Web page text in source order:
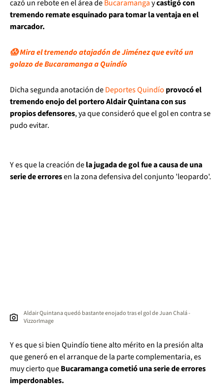
cazó un rebote en el área deBucaramangaycastigó con
tremendo remate esquinado para tomar la ventaja en el
marcador.
😱 Mira el tremendo atajadón de Jiménez que evitó un
golazo de Bucaramanga a Quindío
Dicha segunda anotación deDeportes Quindío provocó el
tremendo enojo del portero Aldair Quintana con sus
propios defensores, ya que consideró que el gol en contra se
pudo evitar.
Y es que la creación dela jugada de gol fue a causa de una
serie de erroresen la zona defensiva del conjunto 'leopardo'.
Aldair Quintana quedó bastante enojado tras el gol de Juan Chalá -
VizzorImage
Y es que si bien Quindío tiene alto mérito en la presión alta
que generó en el arranque de la parte complementaria, es
muy cierto queBucaramanga cometió una serie de errores
imperdonables.